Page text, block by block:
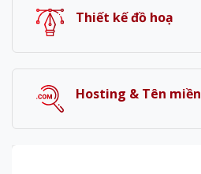
Thiết kế đồ hoạ
Hosting & Tên miền